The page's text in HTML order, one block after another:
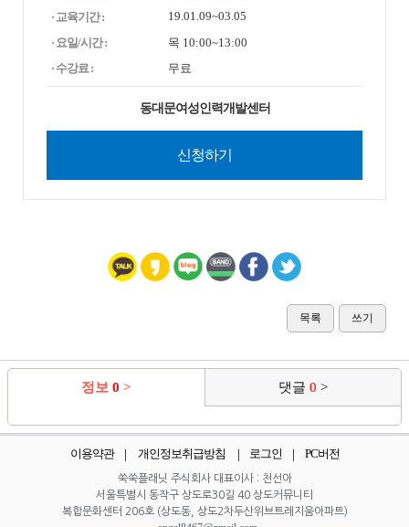
· 교육기간 :
19.01.09~03.05
· 요일/시간 :
목 10:00~13:00
· 수강료 :
무료
동대문여성인력개발센터
신청하기
목록 쓰기
정보 0 > 댓글 0 >
이용약관 개인정보취급방침 로그인 PC버전
쑥쑥플래닛 주식회사 대표이사 : 천선아
서울특별시 동작구 상도로30길 40 상도커뮤니티
복합문화센터 206호 (상도동, 상도2차두산위브트레지움아파트)